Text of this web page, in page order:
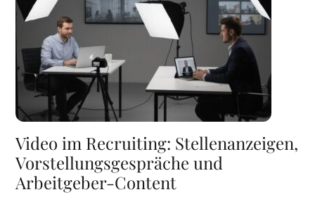
Video im Recruiting: Stellenanzeigen,
Vorstellungsgespräche und
Arbeitgeber-Content